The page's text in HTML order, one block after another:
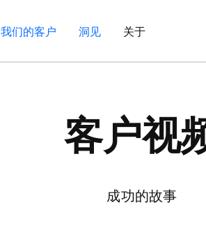
我们的客户 洞见 关于
客户视
成功的故事